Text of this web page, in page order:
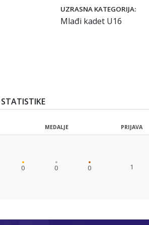
UZRASNA KATEGORIJA:
Mlađi kadet U16
STATISTIKE
MEDALJE PRIJAVA
0 0 0 1